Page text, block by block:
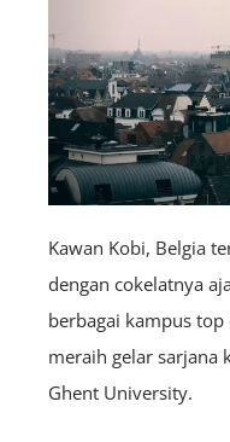
Kawan Kobi, Belgia
dengan cokelatnya
berbagai kampus
meraih gelar sarjana
Ghent University.